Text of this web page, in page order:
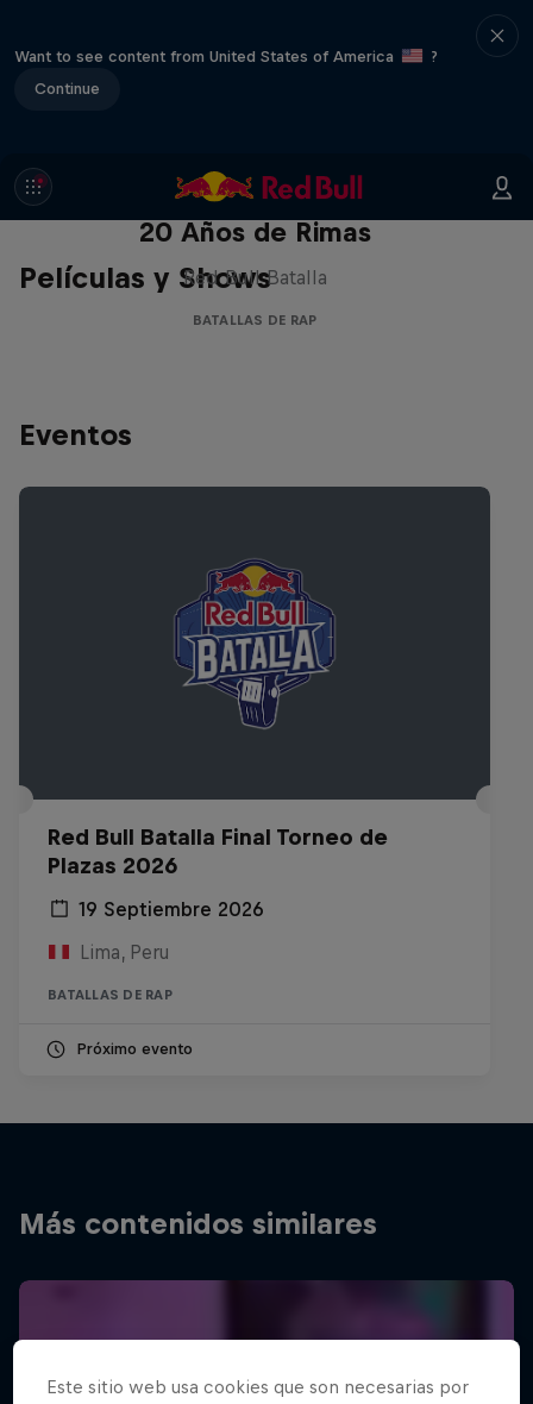
Want to see content from United States of America
?
Continue
Películas y Shows
Red Bull Batalla Nueva Historia:
20 Años de Rimas
Red Bull Batalla
BATALLAS DE RAP
Eventos
Red Bull Batalla Final Torneo de
Plazas 2026
19 Septiembre 2026
Lima, Peru
BATALLAS DE RAP
Próximo evento
Más contenidos similares
Este sitio web usa cookies que son necesarias por